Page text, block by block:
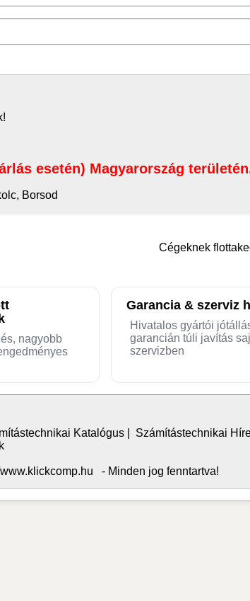
esetén) Magyarország
Borsod
Cégeknek
nagyobb
Garancia & szerviz
Hivatalos gyártói
garancián túli javítás
szervizben
Katalógus| Számítástechnikai
- Minden jog fenntartva!